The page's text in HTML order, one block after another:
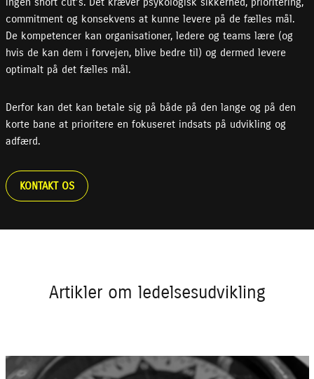
commitment og konsekvens at kunne levere på de fælles mål.
De kompetencer kan organisationer, ledere og teams lære (og
hvis de kan dem i forvejen, blive bedre til) og dermed levere
optimalt på det fælles mål.
Derfor kan det kan betale sig på både på den lange og på den
korte bane at prioritere en fokuseret indsats på udvikling og
adfærd.
KONTAKT OS
Artikler om ledelsesudvikling